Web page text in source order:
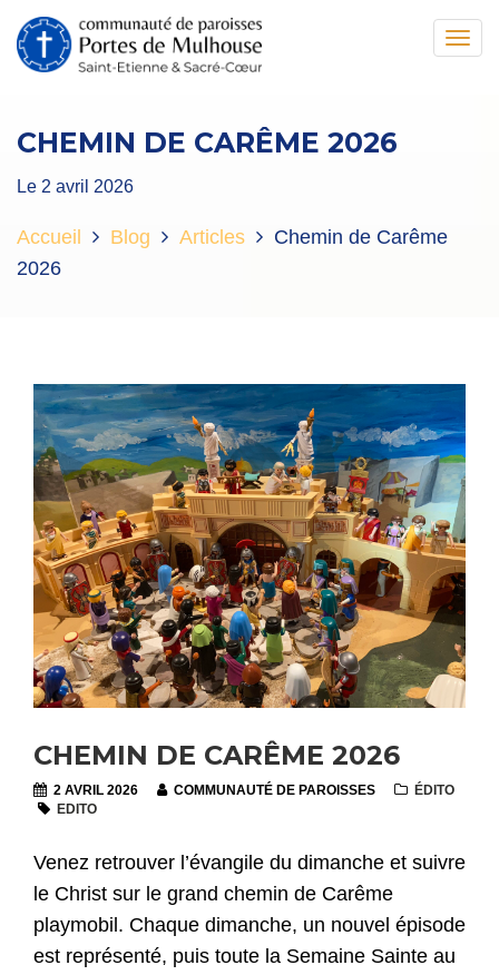
CHEMIN DE CARÊME 2026
Le 2 avril 2026
Accueil Blog Articles
Chemin de Carême
2026
CHEMIN DE CARÊME 2026
2 AVRIL 2026 COMMUNAUTÉ DE PAROISSES
ÉDITO
EDITO
Venez retrouver l’évangile du dimanche et suivre
le Christ sur le grand chemin de Carême
playmobil. Chaque dimanche, un nouvel épisode
est représenté, puis toute la Semaine Sainte au